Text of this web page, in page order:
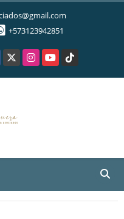
+573123942851
X InstagramYouTubeTikTok